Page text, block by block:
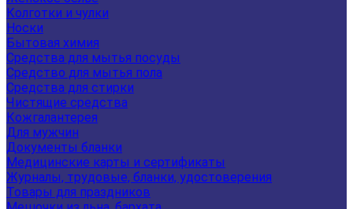
Колготки и чулки
Носки
Бытовая химия
Средства для мытья посуды
Средство для мытья пола
Средства для стирки
Чистящие средства
Кожгалантерея
Для мужчин
Документы бланки
Медицинские карты и сертификаты
Журналы, трудовые, бланки, удостоверения
Товары для праздников